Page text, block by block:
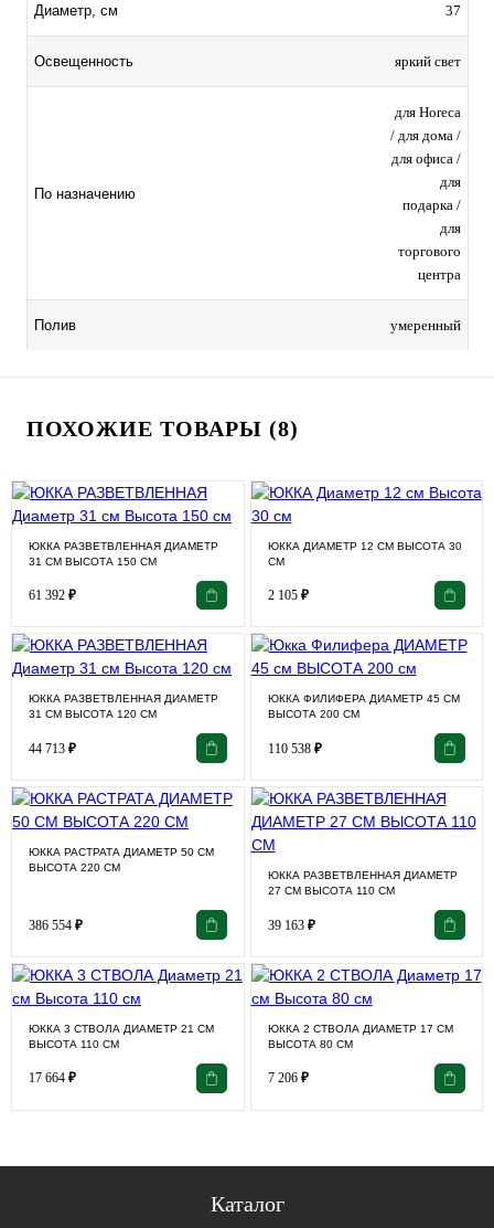
Диаметр, см 37
Освещенность яркий свет
По назначению
для Horeca
/ для дома /
для офиса /
для
подарка /
для
торгового
центра
Полив умеренный
ПОХОЖИЕ ТОВАРЫ (8)
ЮККА РАЗВЕТВЛЕННАЯ ДИАМЕТР
31 СМ ВЫСОТА 150 СМ
61 392 ₽
ЮККА ДИАМЕТР 12 СМ ВЫСОТА 30
СМ
2 105 ₽
ЮККА РАЗВЕТВЛЕННАЯ ДИАМЕТР
31 СМ ВЫСОТА 120 СМ
44 713 ₽
ЮККА ФИЛИФЕРА ДИАМЕТР 45 СМ
ВЫСОТА 200 СМ
110 538 ₽
ЮККА РАСТРАТА ДИАМЕТР 50 СМ
ВЫСОТА 220 СМ
386 554 ₽
ЮККА РАЗВЕТВЛЕННАЯ ДИАМЕТР
27 СМ ВЫСОТА 110 СМ
39 163 ₽
ЮККА 3 СТВОЛА ДИАМЕТР 21 СМ
ВЫСОТА 110 СМ
17 664 ₽
ЮККА 2 СТВОЛА ДИАМЕТР 17 СМ
ВЫСОТА 80 СМ
7 206 ₽
Каталог